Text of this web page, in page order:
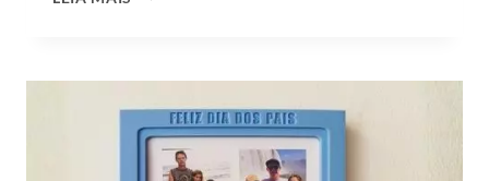
DOS
PAIS:
MAIS